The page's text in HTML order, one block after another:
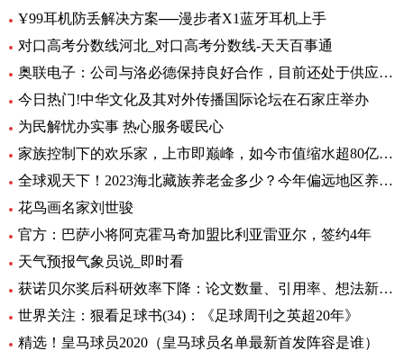
Ұ99耳机防丢解决方案──漫步者X1蓝牙耳机上手
对口高考分数线河北_对口高考分数线-天天百事通
奥联电子：公司与洛必德保持良好合作，目前还处于供应部分零部件阶段，对公司业绩影响不大_短讯
今日热门!中华文化及其对外传播国际论坛在石家庄举办
为民解忧办实事 热心服务暖民心
家族控制下的欢乐家，上市即巅峰，如今市值缩水超80亿元|世界今头条
全球观天下！2023海北藏族养老金多少？今年偏远地区养老金如何调整？
花鸟画名家刘世骏
官方：巴萨小将阿克霍马奇加盟比利亚雷亚尔，签约4年
天气预报气象员说_即时看
获诺贝尔奖后科研效率下降：论文数量、引用率、想法新颖程度都下降_世界实时
世界关注：狠看足球书(34)：《足球周刊之英超20年》
精选！皇马球员2020（皇马球员名单最新首发阵容是谁）